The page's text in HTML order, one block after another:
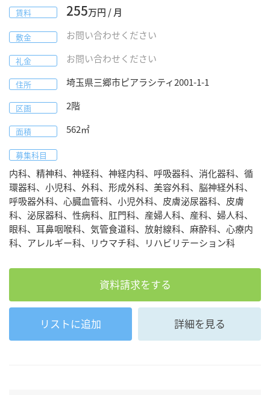
賃料 255万円 / 月
敷金 お問い合わせください
礼金 お問い合わせください
住所 埼玉県三郷市ピアラシティ2001-1-1
区画 2階
面積 562㎡
募集科目
内科、精神科、神経科、神経内科、呼吸器科、消化器科、循
環器科、小児科、外科、形成外科、美容外科、脳神経外科、
呼吸器外科、心臓血管科、小児外科、皮膚泌尿器科、皮膚
科、泌尿器科、性病科、肛門科、産婦人科、産科、婦人科、
眼科、耳鼻咽喉科、気管食道科、放射線科、麻酔科、心療内
科、アレルギー科、リウマチ科、リハビリテーション科
資料請求をする
リストに追加 詳細を見る